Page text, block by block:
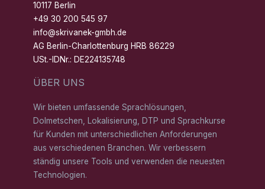
10117 Berlin
+49 30 200 545 97
info@skrivanek-gmbh.de
AG Berlin-Charlottenburg HRB 86229
USt.-IDNr.: DE224135748
ÜBER UNS
Wir bieten umfassende Sprachlösungen,
Dolmetschen, Lokalisierung, DTP und Sprachkurse
für Kunden mit unterschiedlichen Anforderungen
aus verschiedenen Branchen. Wir verbessern
ständig unsere Tools und verwenden die neuesten
Technologien.